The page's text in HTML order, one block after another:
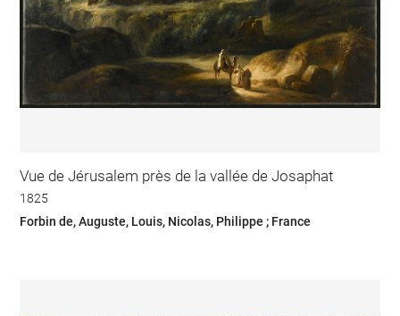
Vue de Jérusalem près de la vallée de Josaphat
1825
Forbin de, Auguste, Louis, Nicolas, Philippe ; France